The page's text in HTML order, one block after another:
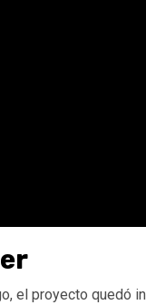
el proyecto quedó